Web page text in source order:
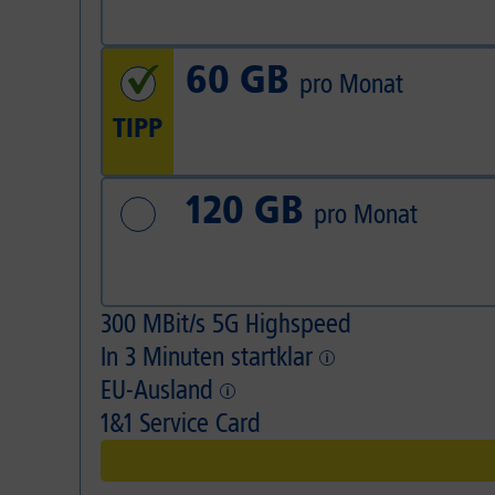
60 GB pro Monat
TIPP
120 GB pro Monat
300 MBit/s 5G Highspeed
5G-Abdeckung deutschlandweit ca. 95 %, bis Ende
In 3 Minuten startklar
Mit integrierter eSIM aktivieren Sie Ihr Gerät
EU-Ausland
Flatrates für Internet im gesamten EU-Ausland ohne
1&1 Service Card
24 h Austausch-Service